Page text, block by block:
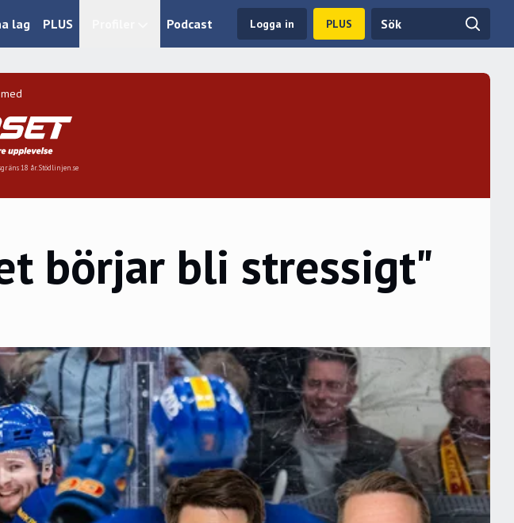
lag PLUS Podcast Logga in PLUS
18 år. Stödlinjen.se
börjar bli stressigt"